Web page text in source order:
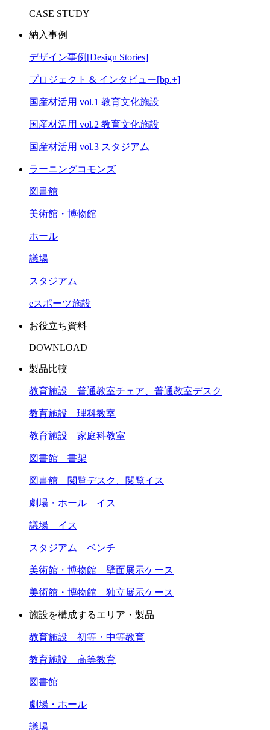
CASE STUDY
納入事例
デザイン事例[Design Stories]
プロジェクト & インタビュー[bp.+]
国産材活用 vol.1 教育文化施設
国産材活用 vol.2 教育文化施設
国産材活用 vol.3 スタジアム
ラーニングコモンズ
図書館
美術館・博物館
ホール
議場
スタジアム
eスポーツ施設
お役立ち資料
DOWNLOAD
製品比較
教育施設 普通教室チェア、普通教室デスク
教育施設 理科教室
教育施設 家庭科教室
図書館 書架
図書館 閲覧デスク、閲覧イス
劇場・ホール イス
議場 イス
スタジアム ベンチ
美術館・博物館 壁面展示ケース
美術館・博物館 独立展示ケース
施設を構成するエリア・製品
教育施設 初等・中等教育
教育施設 高等教育
図書館
劇場・ホール
議場